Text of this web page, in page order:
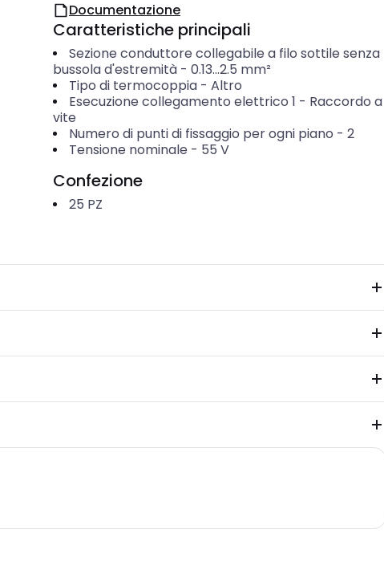
Documentazione
Caratteristiche principali
Sezione conduttore collegabile a filo sottile senza
bussola d'estremità - 0.13...2.5 mm²
Tipo di termocoppia- Altro
Esecuzione collegamento elettrico 1 - Raccordo a
vite
Numero di punti di fissaggio per ogni piano - 2
Tensione nominale - 55 V
Confezione
25 PZ